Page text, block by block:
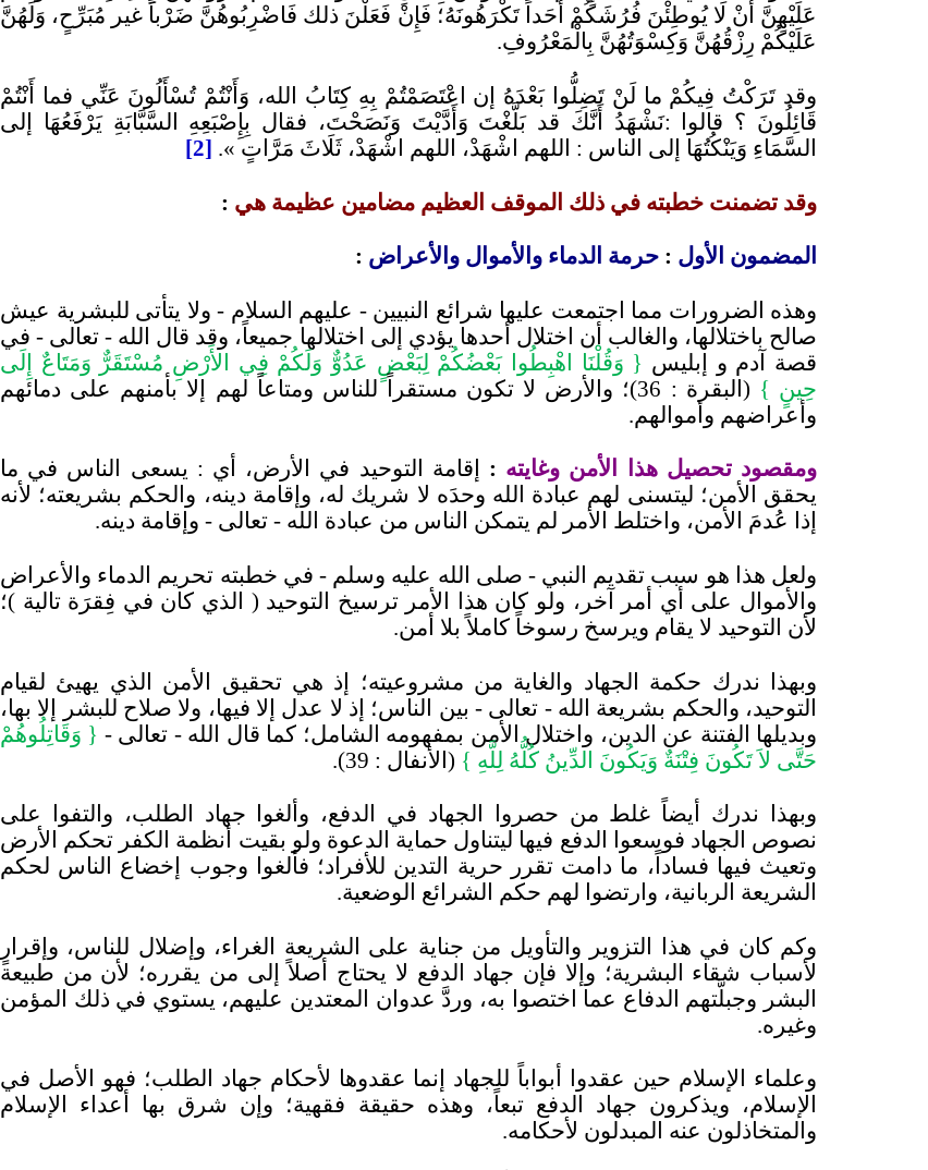
عَلَيْهِنَّ أَنْ لَا يُوطِئْنَ فُرُشَكُمْ أَحَداً تَكْرَهُونَهُ؛ فَإِنْ فَعَلْنَ ذلك فَاضْرِبُوهُنَّ ضَرْباً غير مُبَرِّحٍ، وَلَهُنَّ
عَلَيْكُمْ رِزْقُهُنَّ وَكِسْوَتُهُنَّ بِالْمَعْرُوفِ.
وقد تَرَكْتُ فِيكُمْ ما لَنْ تَضِلُّوا بَعْدَهُ إن اعْتَصَمْتُمْ بِهِ كِتَابُ الله، وَأَنْتُمْ تُسْأَلُونَ عَنِّي فما أَنْتُمْ
قَائِلُونَ ؟ قالوا :نَشْهَدُ أَنَّكَ قد بَلَّغْتَ وَأَدَّيْتَ وَنَصَحْتَ، فقال بِإِصْبَعِهِ السَّبَّابَةِ يَرْفَعُهَا إلى
السَّمَاءِ وَيَنْكُتُهَا إلى الناس : اللهم اشْهَدْ، اللهم اشْهَدْ، ثَلَاثَ مَرَّاتٍ»
.
[
2]
وقد تضمنت خطبته في ذلك الموقف العظيم مضامين عظيمة هي :
المضمون الأول : حرمة الدماء والأموال والأعراض :
وهذه الضرورات مما اجتمعت عليها شرائع النبيين - عليهم السلام - ولا يتأتى للبشرية عيش
صالح باختلالها، والغالب أن اختلال أحدها يؤدي إلى اختلالها جميعاً، وقد قال الله - تعالى - في
قصة آدم و إبليس { وَقُلْنَا اهْبِطُوا بَعْضُكُمْ لِبَعْضٍ عَدُوٌّ وَلَكُمْ فِي الأَرْضِ مُسْتَقَرٌّ وَمَتَاعٌ إِلَى
حِينٍ } (البقرة : ؛ والأرض لا تكون مستقراً للناس ومتاعاً لهم إلا بأمنهم على دمائهم
وأعراضهم وأموالهم.
ومقصود تحصيل هذا الأمن وغايته : إقامة التوحيد في الأرض، أي : يسعى الناس في ما
يحقق الأمن؛ ليتسنى لهم عبادة الله وحدَه لا شريك له، وإقامة دينه، والحكم بشريعته؛ لأنه
إذا عُدمَ الأمن، واختلط الأمر لم يتمكن الناس من عبادة الله - تعالى - وإقامة دينه.
ولعل هذا هو سبب تقديم النبي - صلى الله عليه وسلم - في خطبته تحريم الدماء والأعراض
والأموال على أي أمر آخر، ولو كان هذا الأمر ترسيخ التوحيد ( الذي كان في فِقرَة تالية )؛
لأن التوحيد لا يقام ويرسخ رسوخاً كاملاً بلا أمن.
وبهذا ندرك حكمة الجهاد والغاية من مشروعيته؛ إذ هي تحقيق الأمن الذي يهيئ لقيام
التوحيد، والحكم بشريعة الله - تعالى - بين الناس؛ إذ لا عدل إلا فيها، ولا صلاح للبشر إلا بها،
وبديلها الفتنة عن الدين، واختلال الأمن بمفهومه الشامل؛ كما قال الله - تعالى - { وَقَاتِلُوهُمْ
حَتَّى لاَ تَكُونَ فِتْنَةٌ وَيَكُونَ الدِّينُ كُلُّهُ لِلَّهِ } (الأنفال :
.
وبهذا ندرك أيضاً غلط من حصروا الجهاد في الدفع، وألغوا جهاد الطلب، والتفوا على
نصوص الجهاد فوسعوا الدفع فيها ليتناول حماية الدعوة ولو بقيت أنظمة الكفر تحكم الأرض
وتعيث فيها فساداً، ما دامت تقرر حرية التدين للأفراد؛ فألغوا وجوب إخضاع الناس لحكم
الشريعة الربانية، وارتضوا لهم حكم الشرائع الوضعية.
وكم كان في هذا التزوير والتأويل من جناية على الشريعة الغراء، وإضلال للناس، وإقرارٍ
لأسباب شقاء البشرية؛ وإلا فإن جهاد الدفع لا يحتاج أصلاً إلى من يقرره؛ لأن من طبيعة
البشر وجبلَّتهم الدفاع عما اختصوا به، وردَّ عدوان المعتدين عليهم، يستوي في ذلك المؤمن
وغيره.
وعلماء الإسلام حين عقدوا أبواباً للجهاد إنما عقدوها لأحكام جهاد الطلب؛ فهو الأصل في
الإسلام، ويذكرون جهاد الدفع تبعاً، وهذه حقيقة فقهية؛ وإن شرق بها أعداء الإسلام
والمتخاذلون عنه المبدلون لأحكامه.